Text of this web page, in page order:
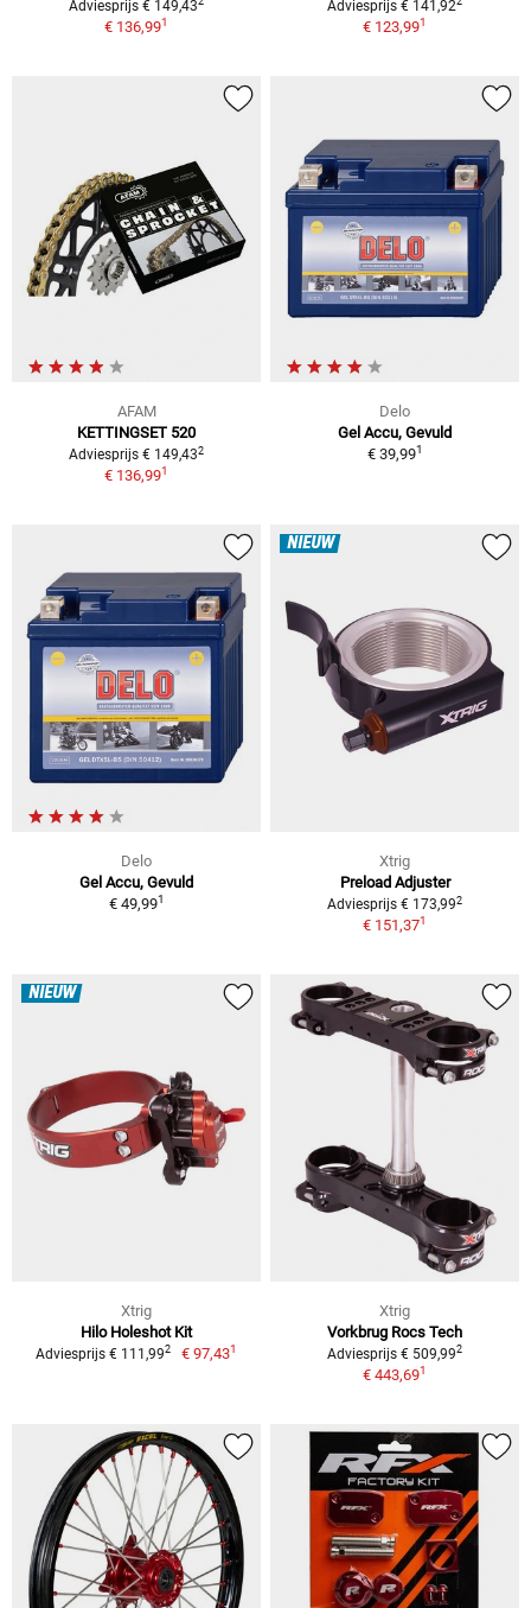
Adviesprijs € 149,43
€ 136,991
Adviesprijs € 141,92
€ 123,991
AFAM
KETTINGSET 520
Adviesprijs € 149,432
€ 136,991
Delo
Gel Accu, Gevuld
€ 39,991
Delo
Gel Accu, Gevuld
€ 49,991
NIEUW
Xtrig
Preload Adjuster
Adviesprijs € 173,992
€ 151,371
NIEUW
Xtrig
Hilo Holeshot Kit
Adviesprijs € 111,992 € 97,431
Xtrig
Vorkbrug Rocs Tech
Adviesprijs € 509,992
€ 443,691